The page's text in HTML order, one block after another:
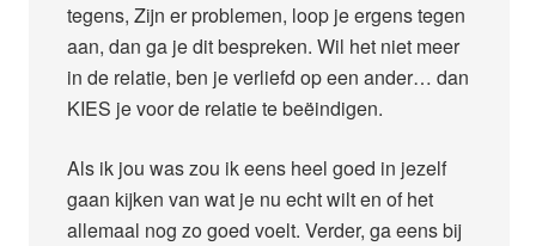
tegens, Zijn er problemen, loop je ergens tegen
aan, dan ga je dit bespreken. Wil het niet meer
in de relatie, ben je verliefd op een ander… dan
KIES je voor de relatie te beëindigen.
Als ik jou was zou ik eens heel goed in jezelf
gaan kijken van wat je nu echt wilt en of het
allemaal nog zo goed voelt. Verder, ga eens bij